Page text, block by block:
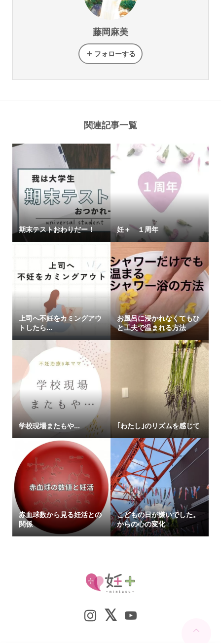
藤岡麻美
フォローする
関連記事一覧
期末テストおわりだー！ 妊＋ １周年
上司へ不妊をカミングアウ
トしたら…
お風呂に浸かれなくてもひ
と工夫で温まれる方法
学校現場またもや… ｢わたし｣のリズムを感じて
赤血球数から見る妊活との
関係
こどもの日が嫌いでした。
からの心の変化